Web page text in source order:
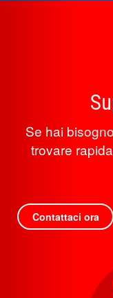
Se hai
trovare
Contattaci ora